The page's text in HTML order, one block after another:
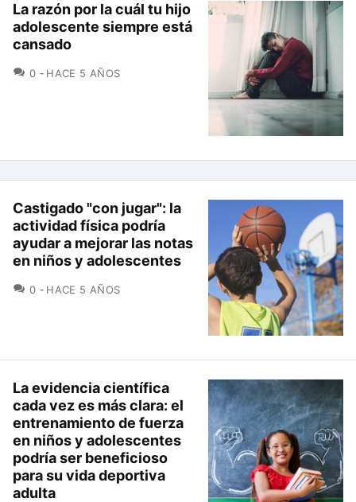
La razón por la cuál tu hijo
adolescente siempre está
cansado
0 COMENTARIOS
HACE 5 AÑOS
Castigado "con jugar": la
actividad física podría
ayudar a mejorar las notas
en niños y adolescentes
0 COMENTARIOS
HACE 5 AÑOS
La evidencia científica
cada vez es más clara: el
entrenamiento de fuerza
en niños y adolescentes
podría ser beneficioso
para su vida deportiva
adulta